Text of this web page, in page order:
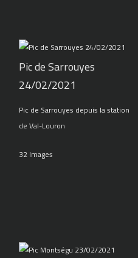
Pic de Sarrouyes
24/02/2021
Pic de Sarrouyes depuis la station
de Val-Louron
32 Images